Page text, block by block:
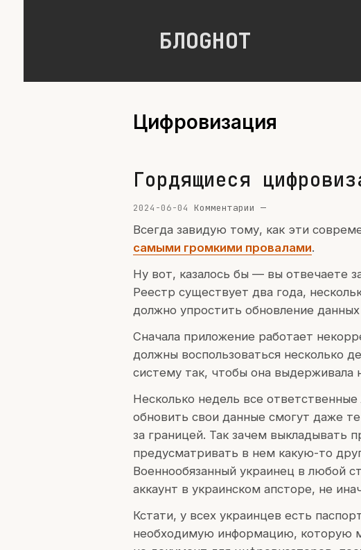
БЛОGНОТ
Цифровизация
Гордящиеся
2024-06-04 Комментарии —
Всегда завидую тому, как эти
самыми громкими провалами.
Ну вот, казалось бы — вы отвечаете
Реестр существует два года,
должно упростить обновление
Сначала приложение работает
должны воспользоваться несколько
систему так, чтобы она выдерживала
Несколько недель все
обновить свои данные смогут даже
за границей. Так зачем выкладывать
предусматривать в нем какую-то
Военнообязанный украинец в любой
аккаунт в украинском апсторе, не
Кстати, у всех украинцев есть
необходимую информацию, которую